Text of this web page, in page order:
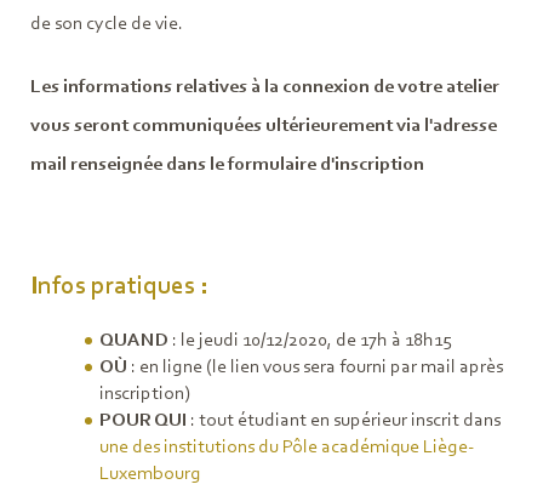
de son cycle de vie.
Les informations relatives à la connexion de votre atelier
vous seront communiquées ultérieurement via l'adresse
mail renseignée dans le formulaire d'inscription
Infos pratiques :
QUAND : le jeudi 10/12/2020, de 17h à 18h15
OÙ : en ligne (le lien vous sera fourni par mail après
inscription)
POUR QUI : tout étudiant en supérieur inscrit dans
une des institutions du Pôle académique Liège-
Luxembourg